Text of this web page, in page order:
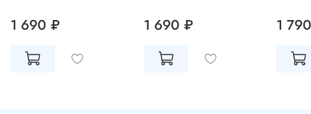
1 690 ₽ 1 690 ₽ 1